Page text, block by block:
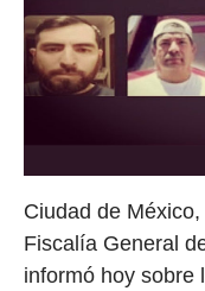
Ciudad de
Fiscalía General
informó hoy sobre